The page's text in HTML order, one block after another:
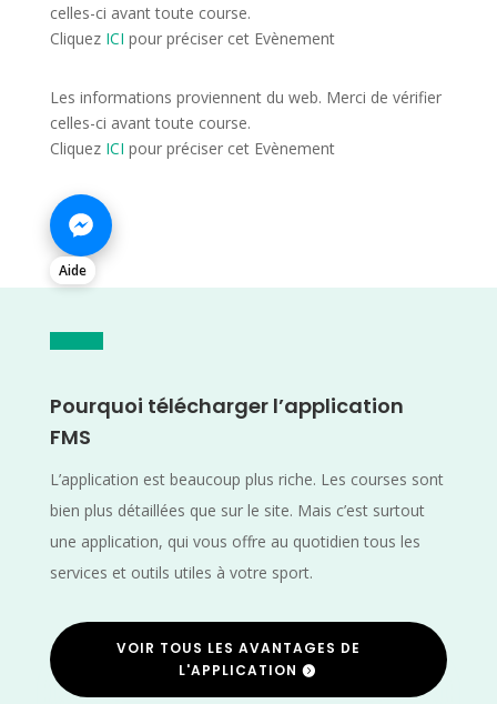
celles-ci avant toute course.
Cliquez ICI pour préciser cet Evènement
Les informations proviennent du web. Merci de vérifier
celles-ci avant toute course.
Cliquez ICI pour préciser cet Evènement
Aide
Pourquoi télécharger l’application
FMS
L’application est beaucoup plus riche. Les courses sont
bien plus détaillées que sur le site. Mais c’est surtout
une application, qui vous offre au quotidien tous les
services et outils utiles à votre sport.
VOIR TOUS LES AVANTAGES DE
L'APPLICATION